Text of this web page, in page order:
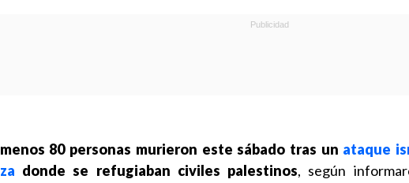
80 personas murieron este sábado tras un ataque
donde se refugiaban civiles palestinos, según